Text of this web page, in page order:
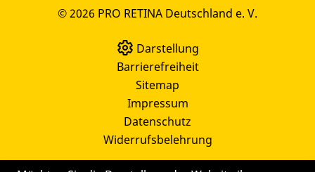
© 2026 PRO RETINA Deutschland e. V.
Darstellung
Barrierefreiheit
Sitemap
Impressum
Datenschutz
Widerrufsbelehrung